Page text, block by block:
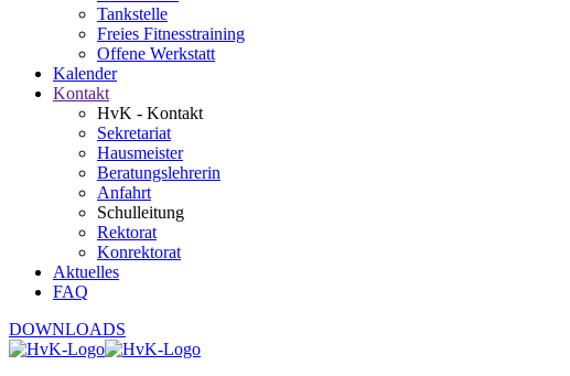
Tankstelle
Freies Fitnesstraining
Offene Werkstatt
Kalender
Kontakt
HvK - Kontakt
Sekretariat
Hausmeister
Beratungslehrerin
Anfahrt
Schulleitung
Rektorat
Konrektorat
Aktuelles
FAQ
DOWNLOADS